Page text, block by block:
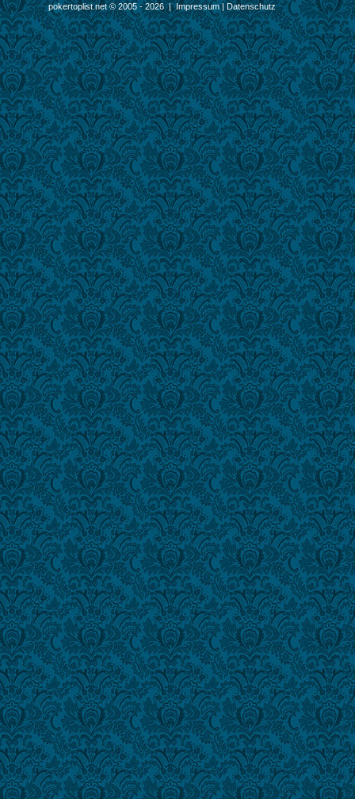
pokertoplist.net © 2005 - 2026 |Impressum|Datenschutz